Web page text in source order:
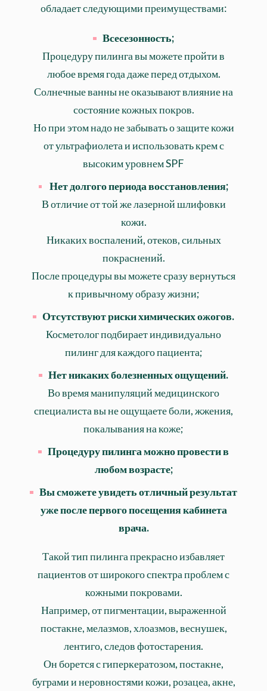
обладает следующими преимуществами:
Всесезонность;
Процедуру пилинга вы можете пройти в
любое время года даже перед отдыхом.
Солнечные ванны не оказывают влияние на
состояние кожных покров.
Но при этом надо не забывать о защите кожи
от ультрафиолета и использовать крем с
высоким уровнем SPF
Нет долгого периода восстановления;
В отличие от той же лазерной шлифовки
кожи.
Никаких воспалений, отеков, сильных
покраснений.
После процедуры вы можете сразу вернуться
к привычному образу жизни;
Отсутствуют риски химических ожогов.
Косметолог подбирает индивидуально
пилинг для каждого пациента;
Нет никаких болезненных ощущений.
Во время манипуляций медицинского
специалиста вы не ощущаете боли, жжения,
покалывания на коже;
Процедуру пилинга можно провести в
любом возрасте;
Вы сможете увидеть отличный результат
уже после первого посещения кабинета
врача.
Такой тип пилинга прекрасно избавляет
пациентов от широкого спектра проблем с
кожными покровами.
Например, от пигментации, выраженной
постакне, мелазмов, хлоазмов, веснушек,
лентиго, следов фотостарения.
Он борется с гиперкератозом, постакне,
буграми и неровностями кожи, розацеа, акне,